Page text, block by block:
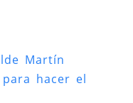
Martín
hacer el